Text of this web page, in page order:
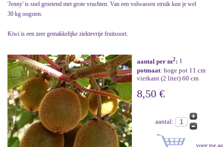
'Jenny' is snel groeiend met grote vruchten. Van een volwassen struik kun je wel
30 kg oogsten.
Kiwi is een zeer gemakkelijke ziektevrije fruitsoort.
aantal per m2: 1
potmaat: hoge pot 11 cm
vierkant (2 liter) 60 cm
8,50 €
aantal: